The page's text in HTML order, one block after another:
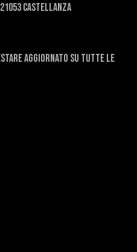
Castellanza
aggiornato su tutte le